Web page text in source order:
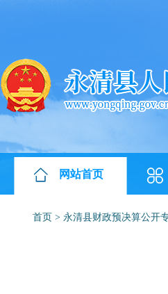
网站首页
首页 > 永清县财政预决算公开